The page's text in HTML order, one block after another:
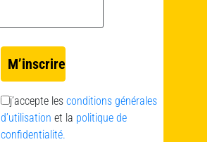
j’accepte les conditions générales
d’utilisation et la politique de
confidentialité.